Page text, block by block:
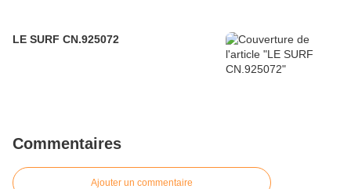
LE SURF CN.925072
Commentaires
Ajouter un commentaire